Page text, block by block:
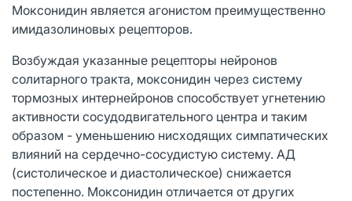
Моксонидин является агонистом преимущественно
имидазолиновых рецепторов.
Возбуждая указанные рецепторы нейронов
солитарного тракта, моксонидин через систему
тормозных интернейронов способствует угнетению
активности сосудодвигательного центра и таким
образом - уменьшению нисходящих симпатических
влияний на сердечно-сосудистую систему. АД
(систолическое и диастолическое) снижается
постепенно. Моксонидин отличается от других